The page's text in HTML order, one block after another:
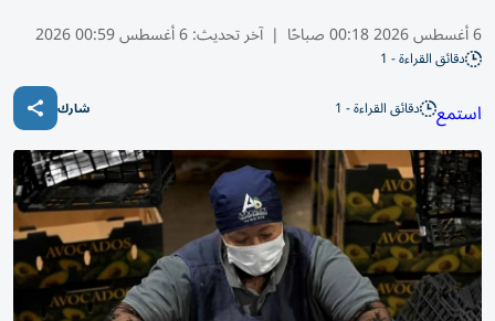
6 أغسطس 2026 00:18 صباحًا | آخر تحديث:6 أغسطس 00:59 2026
دقائق القراءة - 1
استمع دقائق القراءة - 1 شارك